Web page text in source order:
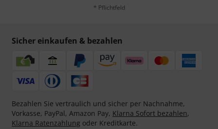
* Pflichtfeld
Sicher einkaufen & bezahlen
Bezahlen Sie vertraulich und sicher per Nachnahme,
Vorkasse, PayPal, Amazon Pay, Klarna Sofort bezahlen,
Klarna Ratenzahlung oder Kreditkarte.